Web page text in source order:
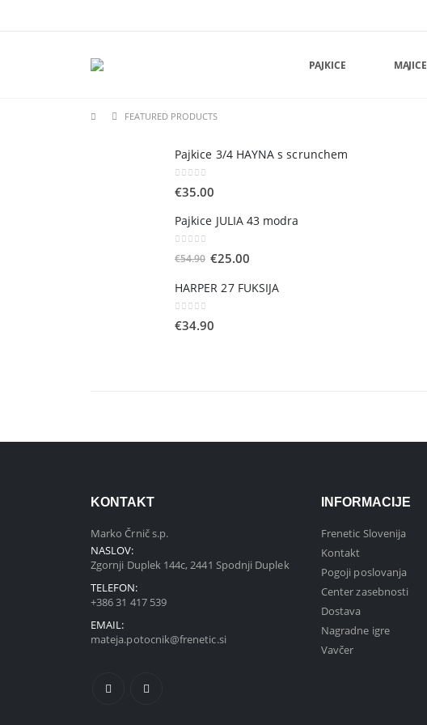
PAJKICE MAJICE
FEATURED PRODUCTS
Pajkice 3/4 HAYNA s scrunchem
0out of 5
€35.00
Pajkice JULIA 43 modra
€54.90 €25.00
HARPER 27 FUKSIJA
€34.90
KONTAKT
Marko Črnič s.p.
NASLOV:
Zgornji Duplek 144c, 2441 Spodnji Duplek
TELEFON:
+386 31 417 539
EMAIL:
mateja.potocnik@frenetic.si
INFORMACIJE
Frenetic Slovenija
Kontakt
Pogoji poslovanja
Center zasebnosti
Dostava
Nagradne igre
Vavčer